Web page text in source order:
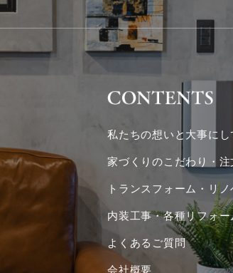
私たちの想いと大事にし
家づくりのこだわり・注
トランスフォーム・リ
内装工事・各種リフォー
よくあるご質問
会社概要